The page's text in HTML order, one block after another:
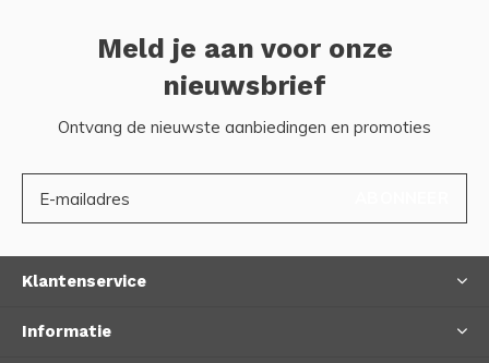
Meld je aan voor onze
nieuwsbrief
Ontvang de nieuwste aanbiedingen en promoties
Klantenservice
Informatie